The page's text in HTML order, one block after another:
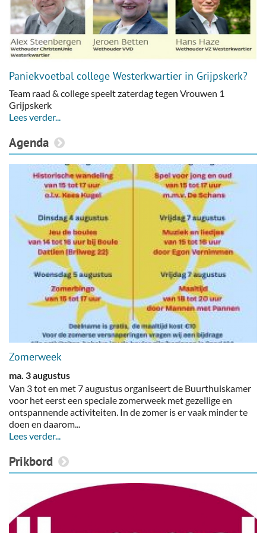
Paniekvoetbal college Westerkwartier in Grijpskerk?
Team raad & college speelt zaterdag tegen Vrouwen 1
Grijpskerk
Lees verder...
Agenda
Zomerweek
ma. 3 augustus
Van 3 tot en met 7 augustus organiseert de Buurthuiskamer
voor het eerst een speciale zomerweek met gezellige en
ontspannende activiteiten. In de zomer is er vaak minder te
doen en daarom...
Lees verder...
Prikbord